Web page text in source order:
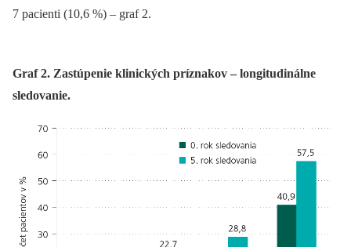
7 pacienti (10,6 %) –⁠ graf 2.
Graf 2. Zastúpenie klinických príznakov – longitudinálne
sledovanie.